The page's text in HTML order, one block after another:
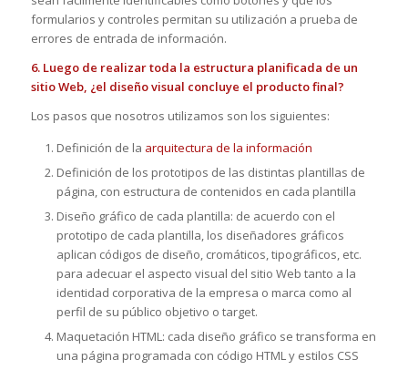
formularios y controles permitan su utilización a prueba de
errores de entrada de información.
6. Luego de realizar toda la estructura planificada de un
sitio Web, ¿el diseño visual concluye el producto final?
Los pasos que nosotros utilizamos son los siguientes:
Definición de la arquitectura de la información
Definición de los prototipos de las distintas plantillas de
página, con estructura de contenidos en cada plantilla
Diseño gráfico de cada plantilla: de acuerdo con el
prototipo de cada plantilla, los diseñadores gráficos
aplican códigos de diseño, cromáticos, tipográficos, etc.
para adecuar el aspecto visual del sitio Web tanto a la
identidad corporativa de la empresa o marca como al
perfil de su público objetivo o target.
Maquetación HTML: cada diseño gráfico se transforma en
una página programada con código HTML y estilos CSS